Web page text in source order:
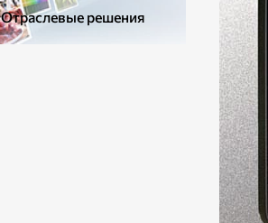
Отраслевые решения